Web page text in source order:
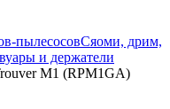
пылесосовСяоми, дрим,
и держатели
M1 (RPM1GA)